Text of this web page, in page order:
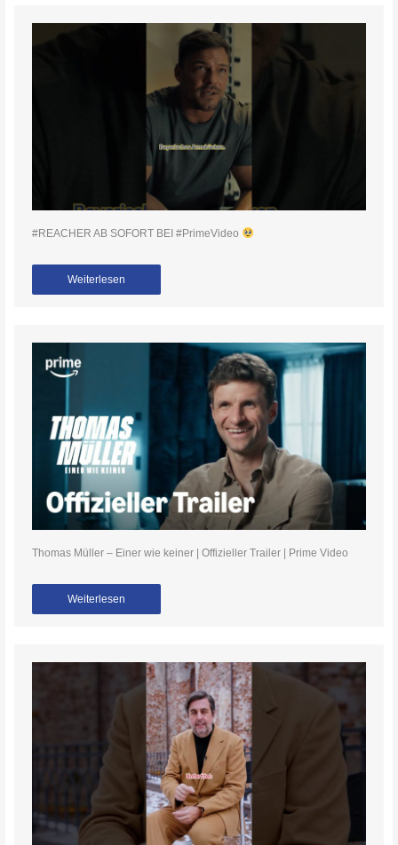
#REACHER AB SOFORT BEI #PrimeVideo
Weiterlesen
Thomas Müller – Einer wie keiner | Offizieller Trailer | Prime Video
Weiterlesen